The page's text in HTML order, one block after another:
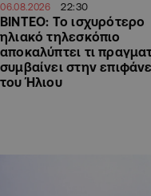
06.08.2026 22:30
ΒΙΝΤΕΟ: Το ισχυρότερο
ηλιακό τηλεσκόπιο
αποκαλύπτει τι
συμβαίνει στην
του Ήλιου